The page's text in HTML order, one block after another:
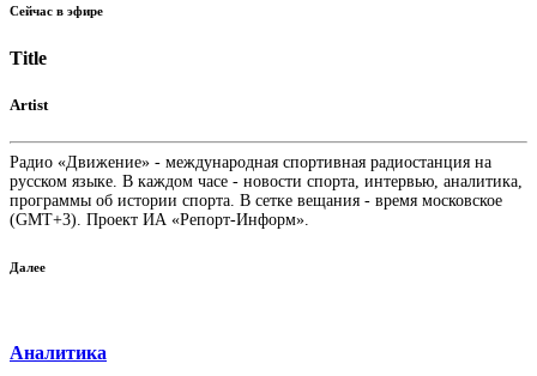
Сейчас в эфире
Title
Artist
Радио «Движение» - международная спортивная радиостанция на
русском языке. В каждом часе - новости спорта, интервью, аналитика,
программы об истории спорта. В сетке вещания - время московское
(GMT+3). Проект ИА «Репорт-Информ».
Далее
Аналитика